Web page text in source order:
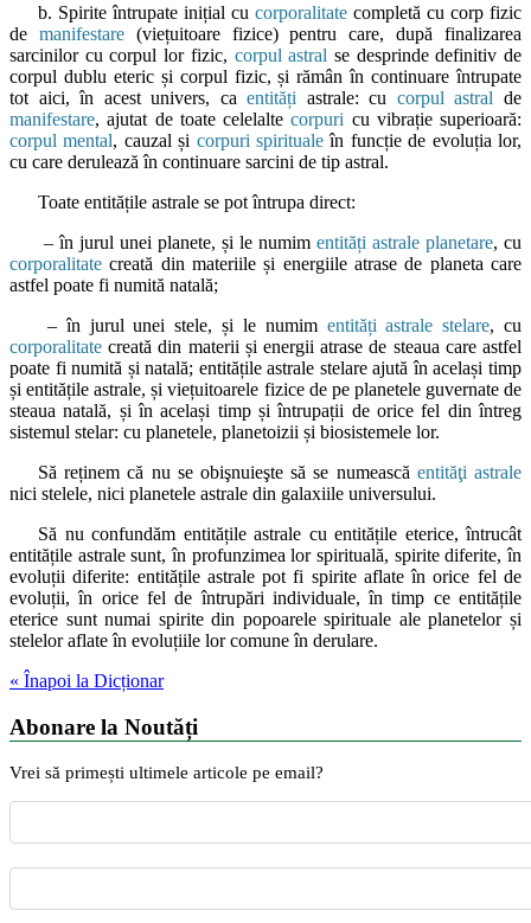
b. Spirite întrupate inițial cu corporalitate completă cu corp fizic
de manifestare(viețuitoare fizice) pentru care, după finalizarea
sarcinilor cu corpul lor fizic, corpul astral se desprinde definitiv de
corpul dublu eteric și corpul fizic, și rămân în continuare întrupate
tot aici, în acest univers, caentități astrale: cu corpul astral de
manifestare, ajutat de toate celelaltecorpuri cu vibrație superioară:
corpul mental, cauzal și corpuri spirituale în funcție de evoluția lor,
cu care derulează în continuare sarcini de tip astral.
Toate entitățile astrale se pot întrupa direct:
– în jurul unei planete, și le numim entități astrale planetare, cu
corporalitate creată din materiile și energiile atrase de planeta care
astfel poate fi numită natală;
– în jurul unei stele, și le numim entități astrale stelare, cu
corporalitate creată din materii și energii atrase de steaua care astfel
poate fi numită și natală; entitățile astrale stelare ajută în același timp
și entitățile astrale, și viețuitoarele fizice de pe planetele guvernate de
steaua natală, și în același timp și întrupații de orice fel din întreg
sistemul stelar: cu planetele, planetoizii și biosistemele lor.
Să reținem că nu se obişnuieşte să se numească entităţi astrale
nici stelele, nici planetele astrale din galaxiile universului.
Să nu confundăm entitățile astrale cu entitățile eterice, întrucât
entitățile astrale sunt, în profunzimea lor spirituală, spirite diferite, în
evoluții diferite: entitățile astrale pot fi spirite aflate în orice fel de
evoluții, în orice fel de întrupări individuale, în timp ce entitățile
eterice sunt numai spirite din popoarele spirituale ale planetelor și
stelelor aflate în evoluțiile lor comune în derulare.
« Înapoi la Dicționar
Abonare la Noutăți
Vrei să primești ultimele articole pe email?